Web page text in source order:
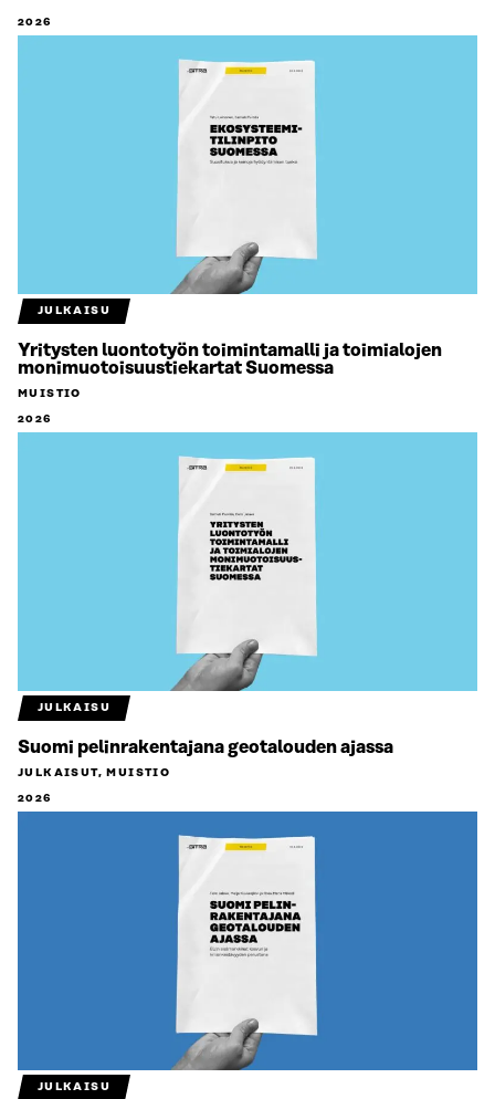
2026
JULKAISU
Yritysten luontotyön toimintamalli ja toimialojen
monimuotoisuustiekartat Suomessa
MUISTIO
2026
JULKAISU
Suomi pelinrakentajana geotalouden ajassa
JULKAISUT, MUISTIO
2026
JULKAISU